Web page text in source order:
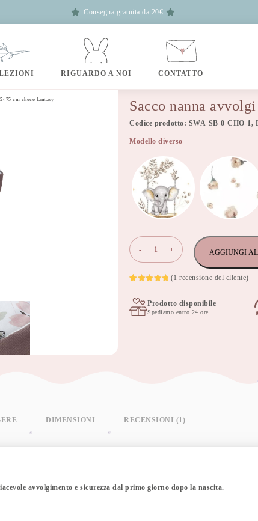
Consegna gratuita da 20€
RIGUARDO A NOI CONTATTO
cm choco fantasy Sacco nanna
Codice prodotto: SWA-SB-0-CHO-1,
Modello diverso
-
Sacco
bebè
cm
choco
+ AGGIUNGI
base di
recensioni
(1 recensione del cliente)
Prodotto disponibile
Spediamo entro 24 ore
DIMENSIONI RECENSIONI (1)
avvolgimento e sicurezza dal primo giorno dopo la nascita.